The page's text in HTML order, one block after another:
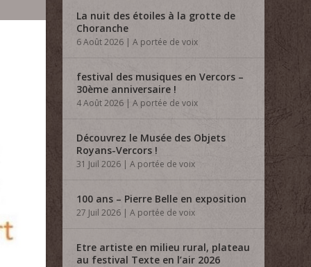
La nuit des étoiles à la grotte de
Choranche
6 Août 2026 |A portée de voix
festival des musiques en Vercors –
30ème anniversaire !
4 Août 2026 |A portée de voix
Découvrez le Musée des Objets
Royans-Vercors !
31 Juil 2026 |A portée de voix
100 ans – Pierre Belle en exposition
27 Juil 2026 |A portée de voix
Etre artiste en milieu rural, plateau
au festival Texte en l’air 2026